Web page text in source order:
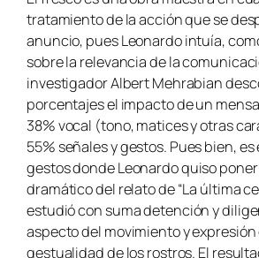
tratamiento de la acción que se
anuncio, pues Leonardo intuía,
sobre la relevancia de la
investigador Albert Mehrabian
porcentajes el impacto de un
38% vocal (tono, matices y otras
55% señales y gestos. Pues bien, es
gestos donde Leonardo quiso
dramático del relato de “La última
estudió con suma detención y
aspecto del movimiento y
gestualidad de los rostros. El